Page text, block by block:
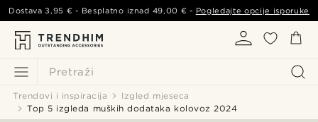
Pretraži
Dostava3,95 € - Besplatno iznad 49,00 € - Pogledajte opcije isporuke
Trendovi i inspiracija
Izgled mjeseca
Top 5 izgleda muških dodataka kolovoz 2024